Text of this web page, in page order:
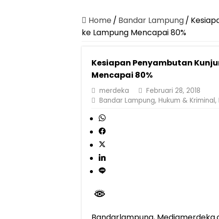
Dirut Jasa
Pastikan
Dirut Jasa
Jasa Raharja
Gubernur Mirza
Purnama Wulan
Home / Bandar Lampung/
ke Lampung Mencapai 80%
Kesiapan Penyambutan
Mencapai 80%
merdeka
Februari 28, 2018
Bandar Lampung, Hukum & Kriminal,